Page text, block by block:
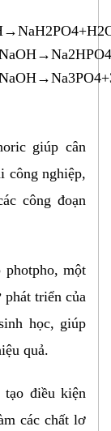
giúp cân
công nghiệp,
công đoạn
một
triển của
học, giúp
quả.
tạo điều kiện
các chất lơ